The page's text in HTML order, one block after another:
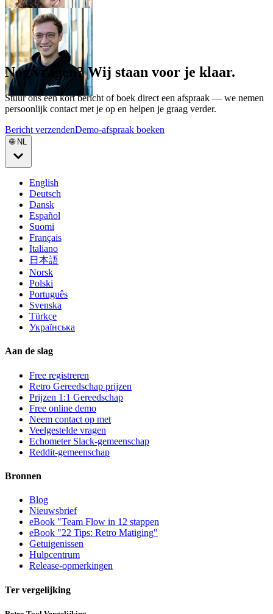
Nog vragen? Wij staan voor je klaar.
Stuur ons een kort bericht of boek direct een afspraak — we nemen
persoonlijk contact met je op en helpen je graag verder.
Bericht verzendenDemo-afspraak boeken
🌐 NL
English
Deutsch
Dansk
Español
Suomi
Français
Italiano
日本語
Norsk
Polski
Português
Svenska
Türkçe
Українська
Aan de slag
Free registreren
Retro Gereedschap prijzen
Prijzen 1:1 Gereedschap
Free online demo
Neem contact op met
Veelgestelde vragen
Echometer Slack-gemeenschap
Reddit-gemeenschap
Bronnen
Blog
Nieuwsbrief
eBook "Team Flow in 12 stappen
eBook "22 Tips: Retro Matiging"
Getuigenissen
Hulpcentrum
Release-opmerkingen
Ter vergelijking